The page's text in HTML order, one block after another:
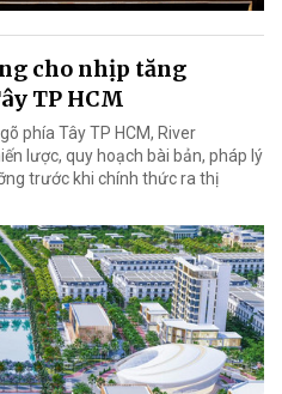
cho nhịp tăng
TP HCM
phía Tây TP HCM, River
lược, quy hoạch bài bản, pháp lý
trước khi chính thức ra thị